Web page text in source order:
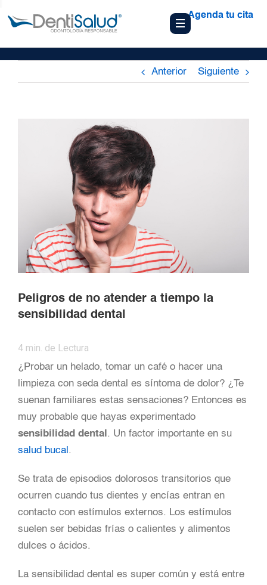
Agenda tu cita
Anterior Siguiente
Peligros de no atender a tiempo la
sensibilidad dental
4 min. de Lectura
¿Probar un helado, tomar un café o hacer una
limpieza con seda dental es síntoma de dolor? ¿Te
suenan familiares estas sensaciones? Entonces es
muy probable que hayas experimentado
sensibilidad dental . Un factor importante en su
salud bucal .
Se trata de episodios dolorosos transitorios que
ocurren cuando tus dientes y encías entran en
contacto con estímulos externos. Los estímulos
suelen ser bebidas frías o calientes y alimentos
dulces o ácidos.
La sensibilidad dental es super común y está entre